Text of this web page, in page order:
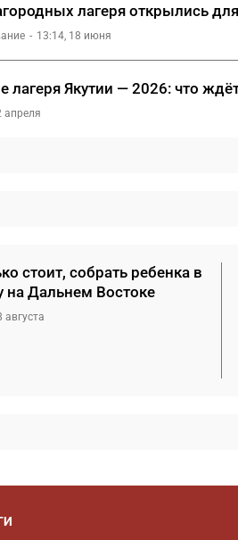
лагеря открылись
13:14, 18 июня
лагеря Якутии — 2026: что
апреля
стоит, собрать ребенка в
на Дальнем Востоке
августа